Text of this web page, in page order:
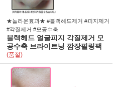
★놀라운효과★ #블랙헤드제거 #피지제거
#각질제거 #모공수축
블랙헤드 얼굴피지 각질제거 모
공수축 브라이트닝 깜장필링팩
(품절)